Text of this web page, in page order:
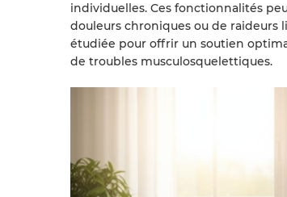
individuelles. Ces fonctionnalités
douleurs chroniques ou de raideurs
étudiée pour offrir un soutien
de troubles musculosquelettiques.